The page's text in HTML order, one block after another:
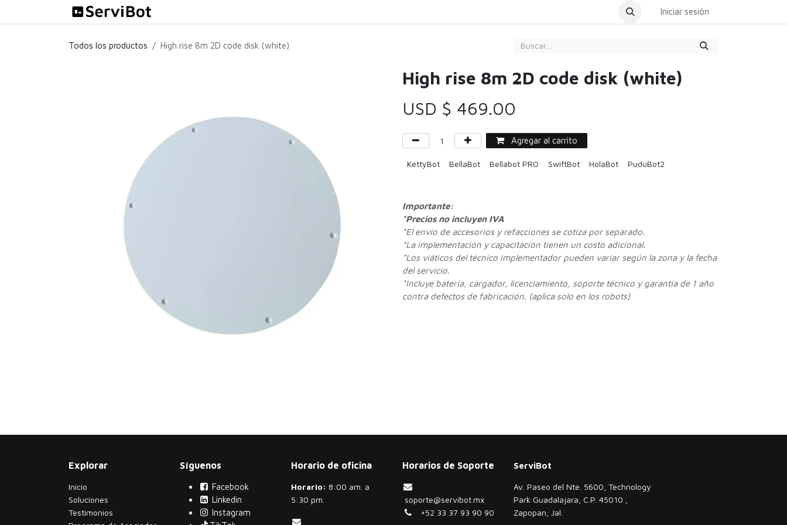
Iniciar sesión
Todos los productos High rise 8m 2D code disk (white)
High rise 8m 2D code disk (white)
USD $ 469.00
Agregar al carrito
KettyBot BellaBot Bellabot PRO SwiftBot HolaBot PuduBot2
Importante:
*Precios no incluyen IVA
*El envío de accesorios y refacciones se cotiza por separado.
*La implementación y capacitación tienen un costo adicional.
*Los viáticos del técnico implementador pueden variar según la zona y la fecha
del servicio.
*Incluye batería, cargador, licenciamiento, soporte técnico y garantía de 1 año
contra defectos de fabricación. (aplica solo en los robots)
Explorar
Inicio
Soluciones
Testimonios
Síguenos
Facebook
Linkedin
Instagram
Horario de oficina
Horario: ​8:00 am. a
5:30 pm.
Horarios de Soporte
soporte@servibot.mx
+52 33 37 93 90 90
ServiBot
Av. Paseo del Nte. 5600, Technology
Park Guadalajara, C.P. 45010 ,
Zapopan, Jal.